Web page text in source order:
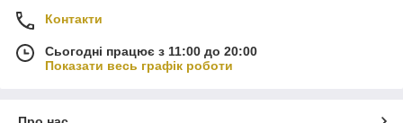
Контакти
Сьогодні працює з 11:00 до 20:00
Показати весь графік роботи